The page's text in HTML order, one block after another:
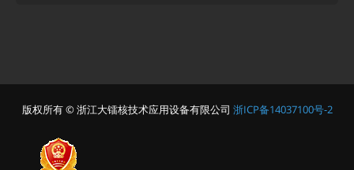
版权所有 © 浙江大镭核技术应用设备有限公司 浙ICP备14037100号-2